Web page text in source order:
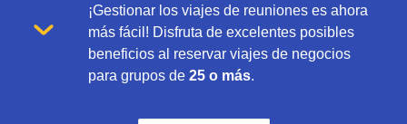
¡Gestionar los viajes de reuniones es ahora
más fácil! Disfruta de excelentes posibles
beneficios al reservar viajes de negocios
para grupos de 25 o más.